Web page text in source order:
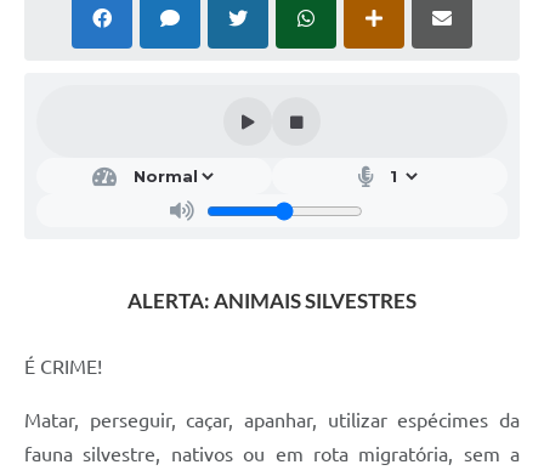
ALERTA: ANIMAIS SILVESTRES
É CRIME!
Matar, perseguir, caçar, apanhar, utilizar espécimes da
fauna silvestre, nativos ou em rota migratória, sem a